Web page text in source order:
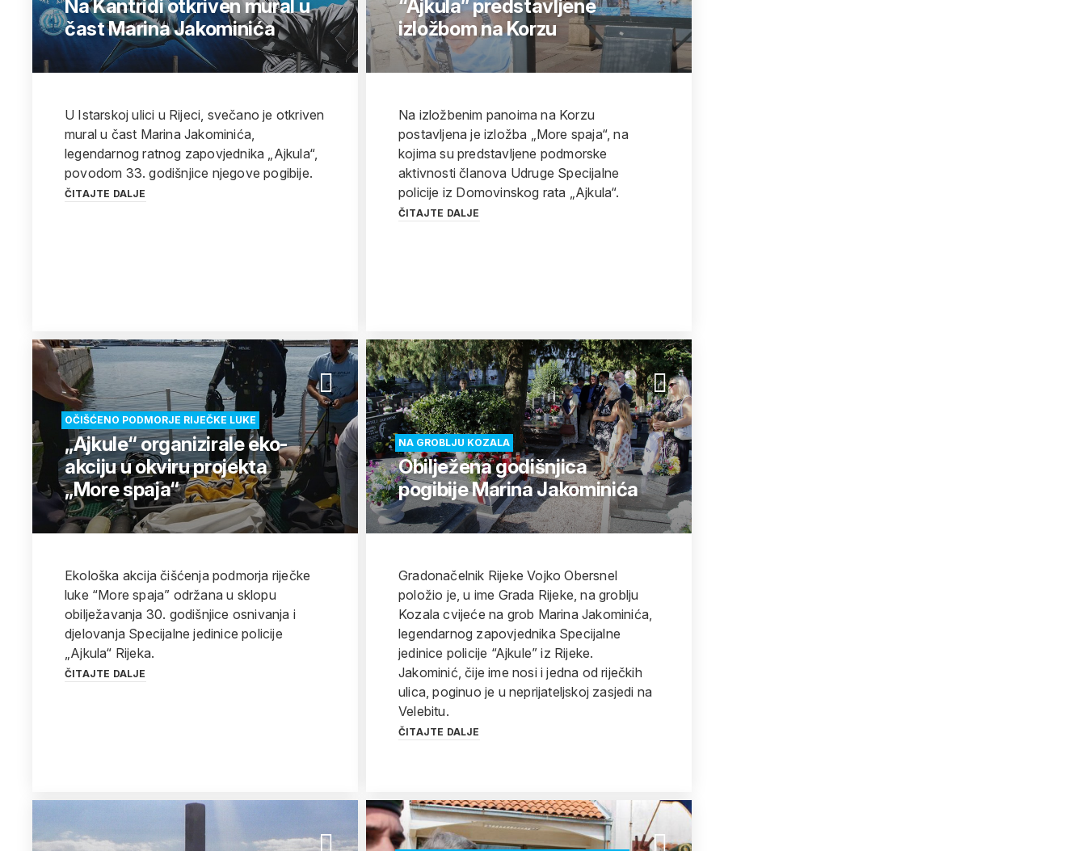
Na Kantridi otkriven mural u
čast Marina Jakominića
U Istarskoj ulici u Rijeci, svečano je otkriven
mural u čast Marina Jakominića,
legendarnog ratnog zapovjednika „Ajkula“,
povodom 33. godišnjice njegove pogibije.
ČITAJTE DALJE
“Ajkula” predstavljene
izložbom na Korzu
Na izložbenim panoima na Korzu
postavljena je izložba „More spaja“, na
kojima su predstavljene podmorske
aktivnosti članova Udruge Specijalne
policije iz Domovinskog rata „Ajkula“.
ČITAJTE DALJE
OČIŠĆENO PODMORJE RIJEČKE LUKE
„Ajkule“ organizirale eko-
akciju u okviru projekta
„More spaja“
Ekološka akcija čišćenja podmorja riječke
luke “More spaja” održana u sklopu
obilježavanja 30. godišnjice osnivanja i
djelovanja Specijalne jedinice policije
„Ajkula“ Rijeka.
ČITAJTE DALJE
NA GROBLJU KOZALA
Obilježena godišnjica
pogibije Marina Jakominića
Gradonačelnik Rijeke Vojko Obersnel
položio je, u ime Grada Rijeke, na groblju
Kozala cvijeće na grob Marina Jakominića,
legendarnog zapovjednika Specijalne
jedinice policije “Ajkule” iz Rijeke.
Jakominić, čije ime nosi i jedna od riječkih
ulica, poginuo je u neprijateljskoj zasjedi na
Velebitu.
ČITAJTE DALJE